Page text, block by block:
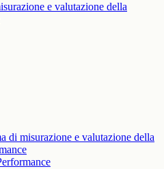
e valutazione della
di misurazione e valutazione della